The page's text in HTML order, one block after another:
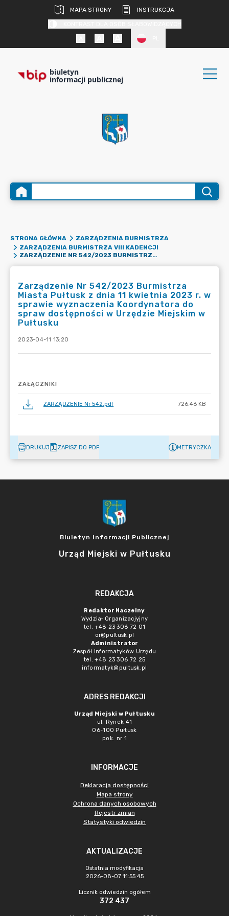
MAPA STRONY
INSTRUKCJA
biuletyn
informacji publicznej
STRONA GŁÓWNA
ZARZĄDZENIA BURMISTRZA
ZARZĄDZENIA BURMISTRZA VIII KADENCJI
ZARZĄDZENIE NR 542/2023 BURMISTRZA MIASTA PUŁTUSK Z DNIA 11 KWIETNIA 2023 R. W SPRAWIE WYZNACZENIA KOORDYNATORA DO SPRAW DOSTĘPNOŚCI W URZĘDZIE MIEJSKIM W PUŁTUSKU
Zarządzenie Nr 542/2023 Burmistrza
Miasta Pułtusk z dnia 11 kwietnia 2023 r. w
sprawie wyznaczenia Koordynatora do
spraw dostępności w Urzędzie Miejskim w
Pułtusku
2023-04-11 13:20
ZAŁĄCZNIKI
ZARZĄDZENIE Nr 542.pdf 726.46 KB
DRUKUJ ZAPISZ DO PDF METRYCZKA
Biuletyn Informacji Publicznej
Urząd Miejski w Pułtusku
REDAKCJA
Redaktor Naczelny
Wydział Organizacjyjny
tel. +48 23 306 72 01
or@pultusk.pl
Administrator
Zespół Informatyków Urzędu
tel. +48 23 306 72 25
informatyk@pultusk.pl
ADRES REDAKCJI
Urząd Miejski w Pułtusku
ul. Rynek 41
06-100 Pułtusk
pok. nr 1
INFORMACJE
Deklaracja dostępności
Mapa strony
Ochrona danych osobowych
Rejestr zmian
Statystyki odwiedzin
AKTUALIZACJE
Ostatnia modyfikacja
2026-08-07 11:55:45
Licznik odwiedzin ogółem
372 437